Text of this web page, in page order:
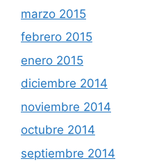
marzo 2015
febrero 2015
enero 2015
diciembre 2014
noviembre 2014
octubre 2014
septiembre 2014